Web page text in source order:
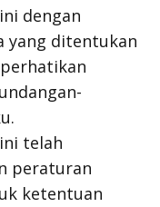
dengan
yang ditentukan
telah
peraturan
ketentuan